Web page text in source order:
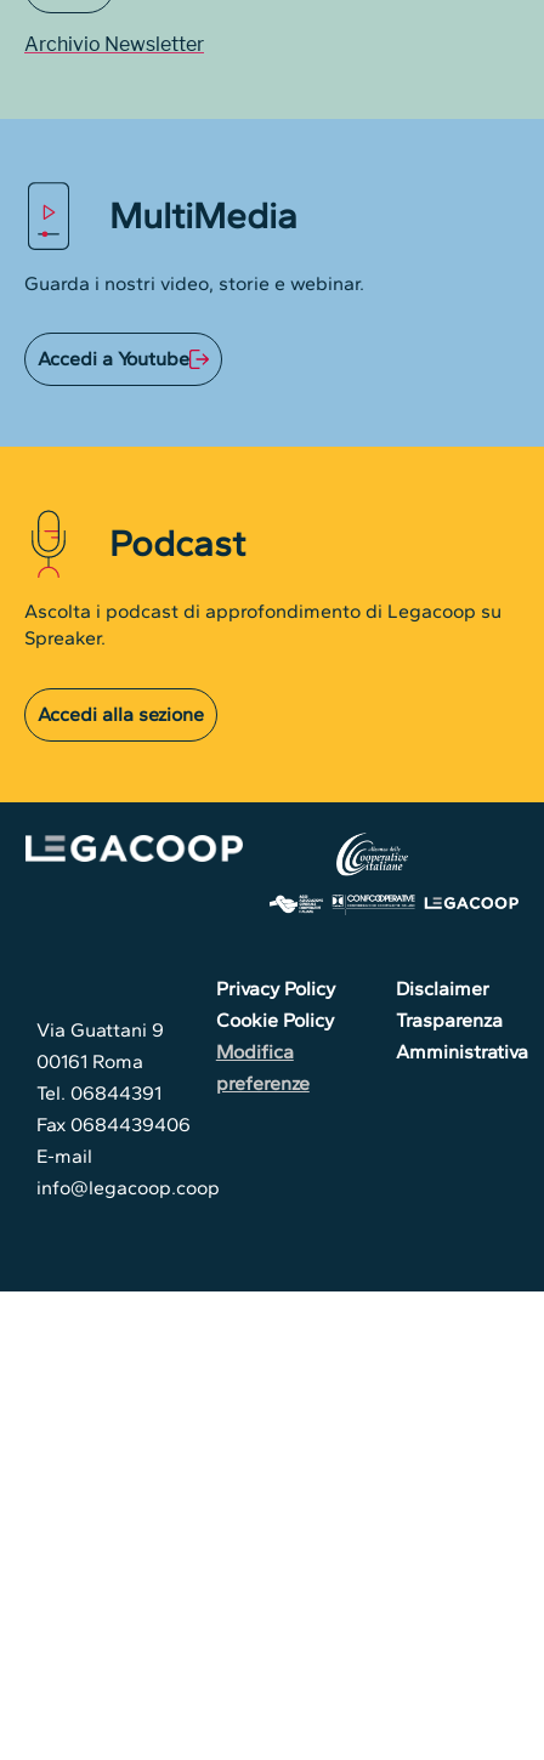
Archivio Newsletter
MultiMedia
Guarda i nostri video, storie e webinar.
Accedi a Youtube
Podcast
Ascolta i podcast di approfondimento di Legacoop su
Spreaker.
Accedi alla sezione
Via Guattani 9
00161 Roma
Tel. 06844391
Fax 0684439406
E-mail
info@legacoop.coop
Privacy Policy
Cookie Policy
Modifica
preferenze
Disclaimer
Trasparenza
Amministrativa